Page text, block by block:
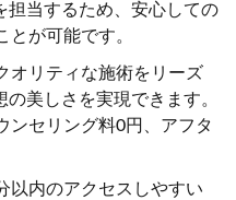
担当するため、安心しての
とが可能です。
オリティな施術をリーズ
美しさを実現できます。
ンセリング料0円、アフタ
以内のアクセスしやすい